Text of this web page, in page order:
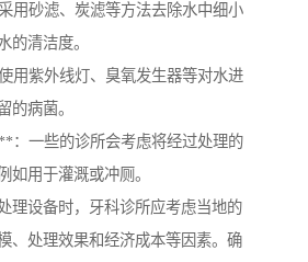
用砂滤、炭滤等方法去除水中细小
的清洁度。
用紫外线灯、臭氧发生器等对水进
的病菌。
：一些的诊所会考虑将经过处理的
如用于灌溉或冲厕。
理设备时，牙科诊所应考虑当地的
、处理效果和经济成本等因素。确